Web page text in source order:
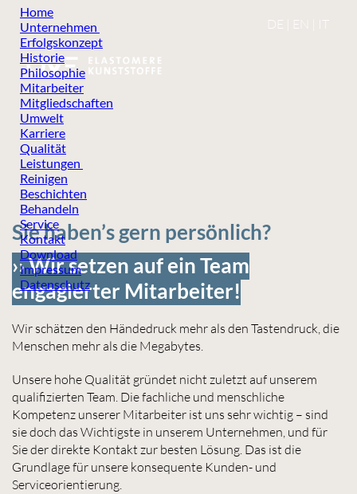
Home
Unternehmen
Erfolgskonzept
Historie
Philosophie
Mitarbeiter
Mitgliedschaften
Umwelt
Karriere
Qualität
Leistungen
Reinigen
Beschichten
Behandeln
Service
Kontakt
Download
Impressum
Datenschutz
DE EN IT
Sie haben’s gern persönlich?
›› Wir setzen auf ein Team
engagierter Mitarbeiter!
Wir schätzen den Händedruck mehr als den Tastendruck, die
Menschen mehr als die Megabytes.
Unsere hohe Qualität gründet nicht zuletzt auf unserem
qualifizierten Team. Die fachliche und menschliche
Kompetenz unserer Mitarbeiter ist uns sehr wichtig – sind
sie doch das Wichtigste in unserem Unternehmen, und für
Sie der direkte Kontakt zur besten Lösung. Das ist die
Grundlage für unsere konsequente Kunden- und
Serviceorientierung.